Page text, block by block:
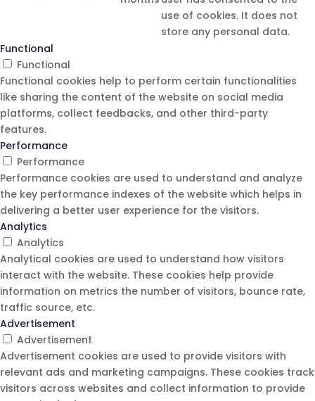
use of cookies. It does not
store any personal data.
Functional
Functional
Functional cookies help to perform certain functionalities
like sharing the content of the website on social media
platforms, collect feedbacks, and other third-party
features.
Performance
Performance
Performance cookies are used to understand and analyze
the key performance indexes of the website which helps in
delivering a better user experience for the visitors.
Analytics
Analytics
Analytical cookies are used to understand how visitors
interact with the website. These cookies help provide
information on metrics the number of visitors, bounce rate,
traffic source, etc.
Advertisement
Advertisement
Advertisement cookies are used to provide visitors with
relevant ads and marketing campaigns. These cookies track
visitors across websites and collect information to provide